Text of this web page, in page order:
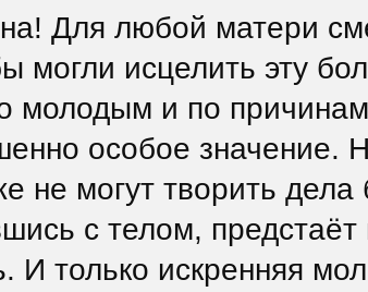
Для любой матери
могли исцелить эту
молодым и по
особое
не могут творить
с телом,
И только искренняя